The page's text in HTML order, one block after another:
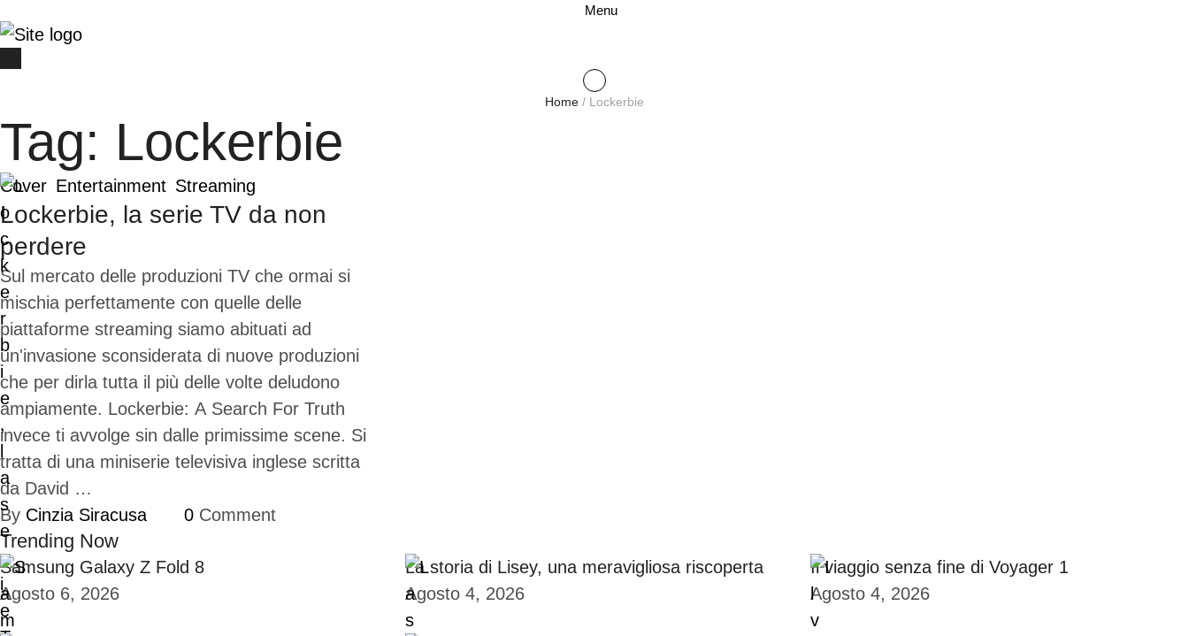
Menu
Home / Lockerbie
Tag: Lockerbie
Cover Entertainment Streaming
Lockerbie, la serie TV da non
perdere
Sul mercato delle produzioni TV che ormai si
mischia perfettamente con quelle delle
piattaforme streaming siamo abituati ad
un'invasione sconsiderata di nuove produzioni
che per dirla tutta il più delle volte deludono
ampiamente. Lockerbie: A Search For Truth
invece ti avvolge sin dalle primissime scene. Si
tratta di una miniserie televisiva inglese scritta
da David …
By Cinzia Siracusa 0 Comment
Trending Now
Samsung Galaxy Z Fold 8
Agosto 6, 2026
La storia di Lisey, una meravigliosa riscoperta
Agosto 4, 2026
Il viaggio senza fine di Voyager 1
Agosto 4, 2026